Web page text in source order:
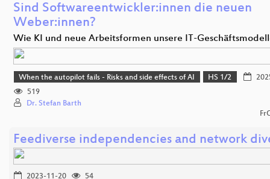
Sind Softwareentwickler:innen die neuen
Weber:innen?
Wie KI und neue Arbeitsformen unsere IT-
When the autopilot fails - Risks and side effects of AI HS 1/2
519
Dr. Stefan Barth
Feediverse independencies and network
2023-11-20 54